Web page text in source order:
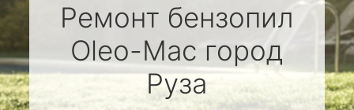
Ремонт бензопил
Oleo-Mac город
Руза